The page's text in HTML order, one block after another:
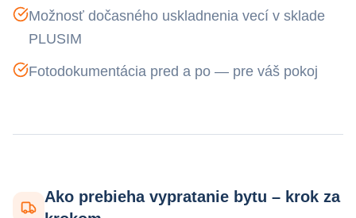
Možnosť dočasného uskladnenia vecí v sklade
PLUSIM
Fotodokumentácia pred a po — pre váš pokoj
Ako prebieha vypratanie bytu – krok za